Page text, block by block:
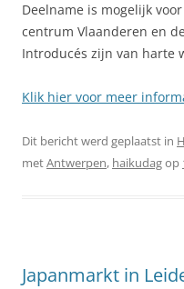
Deelname is mogelijk
centrum Vlaanderen en
Introducés zijn van harte
Klik hier voor meer
Dit bericht werd geplaatst in
metAntwerpen, haikudagop
Japanmarkt in